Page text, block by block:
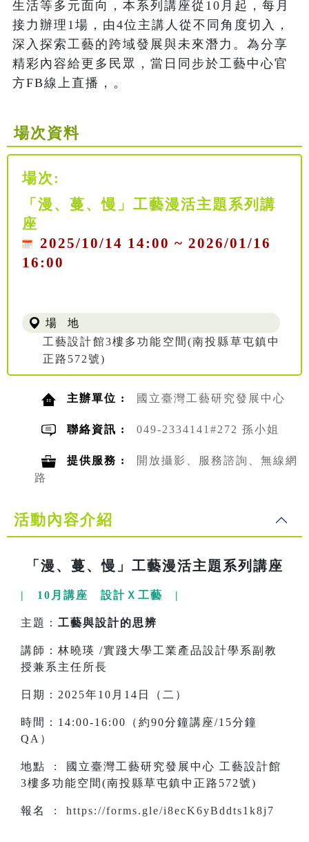
生活等多元面向，本系列講座從10月起，每月
接力辦理1場，由4位主講人從不同角度切入，
深入探索工藝的跨域發展與未來潛力。為分享
精彩內容給更多民眾，當日同步於工藝中心官
方FB線上直播，。
場次資料
場次:
「漫、蔓、慢」工藝漫活主題系列講
座
2025/10/14 14:00 ~ 2026/01/16
16:00
場 地
工藝設計館3樓多功能空間(南投縣草屯鎮中
正路572號)
主辦單位 : 國立臺灣工藝研究發展中心
聯絡資訊 : 049-2334141#272 孫小姐
提供服務 :
開放攝影、服務諮詢、無線網
路
活動內容介紹
「漫、蔓、慢」工藝漫活主題系列講座
| 10月講座 設計Ｘ工藝 |
主題： 工藝與設計的思辨
講師：林曉瑛 /實踐大學工業產品設計學系副教
授兼系主任所長
日期：2025年10月14日（二）
時間：14:00-16:00（約90分鐘講座/15分鐘
QA）
地點 : 國立臺灣工藝研究發展中心 工藝設計館
3樓多功能空間(南投縣草屯鎮中正路572號)
報名 : https://forms.gle/i8ecK6yBddts1k8j7